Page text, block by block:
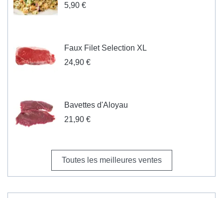
5,90 €
Faux Filet Selection XL
24,90 €
Bavettes d'Aloyau
21,90 €
Toutes les meilleures ventes